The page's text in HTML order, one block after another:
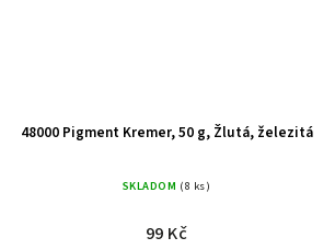
48000 Pigment Kremer, 50 g, Žlutá, železitá
SKLADOM (8 ks)
99 Kč